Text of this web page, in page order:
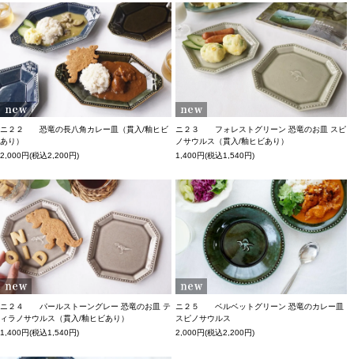
ニ２２ 恐竜の長八角カレー皿（貫入/釉ヒビ
あり）
2,000円(税込2,200円)
ニ２３ フォレストグリーン 恐竜のお皿 スピ
ノサウルス（貫入/釉ヒビあり）
1,400円(税込1,540円)
ニ２４ パールストーングレー 恐竜のお皿 テ
ィラノサウルス（貫入/釉ヒビあり）
1,400円(税込1,540円)
ニ２５ ベルベットグリーン 恐竜のカレー皿
スピノサウルス
2,000円(税込2,200円)